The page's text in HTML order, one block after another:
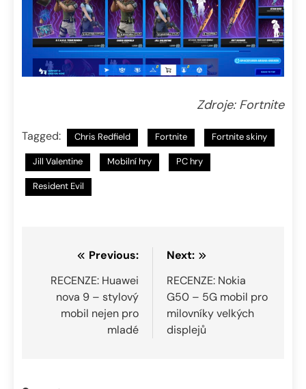
Zdroje: Fortnite
Tagged: Chris Redfield Fortnite Fortnite skiny
Jill Valentine Mobilní hry PC hry
Resident Evil
Navigace
pro
příspěvek
Previous:
RECENZE: Huawei
nova 9 – stylový
mobil nejen pro
mladé
Next:
RECENZE: Nokia
G50 – 5G mobil pro
milovníky velkých
displejů